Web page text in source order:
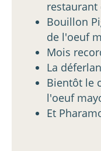
restaurant
Bouillon
de l'oeuf
Mois
La
Bientôt le
l'oeuf
Et